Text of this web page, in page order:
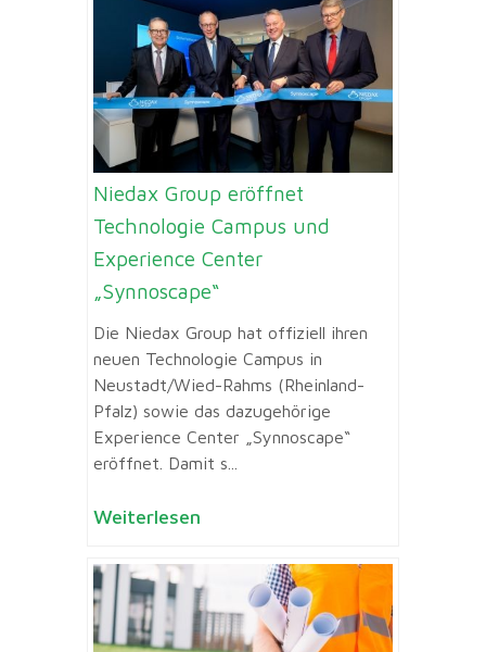
Niedax Group eröffnet
Technologie Campus und
Experience Center
„Synnoscape“
Die Niedax Group hat offiziell ihren
neuen Technologie Campus in
Neustadt/Wied-Rahms (Rheinland-
Pfalz) sowie das dazugehörige
Experience Center „Synnoscape“
eröffnet. Damit s...
Weiterlesen